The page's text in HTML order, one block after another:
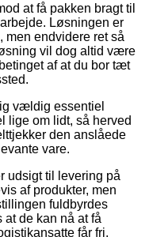
at få pakken bragt til
Løsningen er
men endvidere ret så
vil dog altid være
af at du bor tæt
vældig essentiel
lige om lidt, så herved
den anslåede
vare.
udsigt til levering på
af produkter, men
fuldbyrdes
at de kan nå at få
får fri.